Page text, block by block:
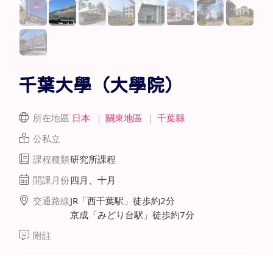
千葉大學（大學院）
所在地區 日本 ｜ 關東地區 ｜ 千葉縣
公私立
課程種類研究所課程
開課月份四月、十月
交通路線JR「西千葉駅」徒歩約2分
京成「みどり台駅」徒歩約7分
附註